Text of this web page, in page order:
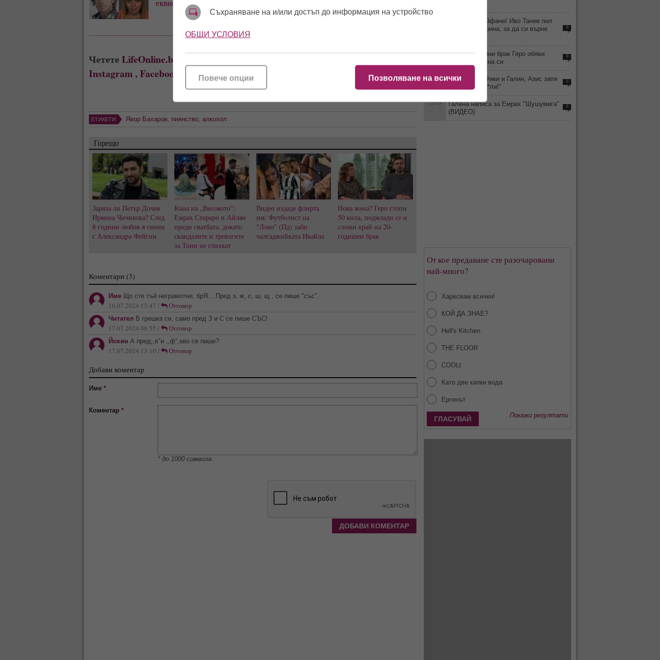
еквивалент на Линдзи Лоън Явор Бахаров
ЧететеLifeOnline.bg
Instagram , Facebook
ЕТИКЕТИ Явор Бахаров, пиянство, алкохол
Горещо
Заряза ли Петър Дочев
Ирмена Чичикова? След
8 години любов я смени
с Александра Фейгин
Къна на „Високото":
Емрах Стораро и Айлян
преди сватбата, докато
скандалите и тревогите
за Тони не стихват
Видео издаде флирта
им: Футболист на
"Локо" (Пд) заби
чалгаджийката Ивайла
Нова жена? Геро стопи
50 кила, подмлади се и
сложи край на 20-
годишен брак
Коментари (3)
Име Що сте тъй неграмотни, брЯ... Пред з, ж, с, ш, щ , се пише "със".
16.07.2024 13:47 / Отговор
Читател В грешка си, само пред З и С се пише СЪС!
17.07.2024 06:55 / Отговор
Йокин А пред,,в"и ,,ф",кво се пише?
17.07.2024 13:10 / Отговор
Добави коментар
Име *
Коментар *
* до 1000 символа
Смрад и драйфане! Иво Танев пил
магарешка урина, за да си върне
0
16:00
След 18 години брак Геро обяви
развода с жена си
0
11:58
На фона на Фики и Галин, Азис запя
„Аман от пед*ли!“
0
12:45
Галена написа за Емрах "Шушумига"
(ВИДЕО)
0
От кое предаване сте разочаровани
най-много?
Харесвам всички!
КОЙ ДА ЗНАЕ?
Hell's Kitchen
THE FLOOR
COOLt
Като две капки вода
Ергенът
Покажи резултати
Съхраняване на и/или достъп до информация на устройство
ОБЩИ УСЛОВИЯ
Позволяване на всички
Повече опции